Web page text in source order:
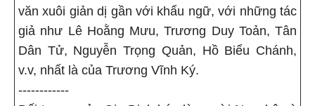
văn xuôi giản dị gần với khẩu ngữ, với những tác
giả như Lê Hoằng Mưu, Trương Duy Toản, Tân
Dân Tử, Nguyễn Trọng Quản, Hồ Biểu Chánh,
v.v, nhất là của Trương Vĩnh Ký.
------------